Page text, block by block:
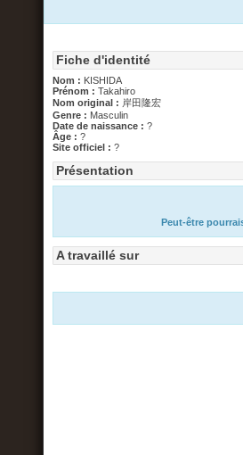
Fiche d'identité
Nom : KISHIDA
Prénom : Takahiro
Nom original : 岸田隆宏
Genre : Masculin
Date de naissance : ?
Âge : ?
Site officiel : ?
Présentation
Peut-être
A travaillé sur